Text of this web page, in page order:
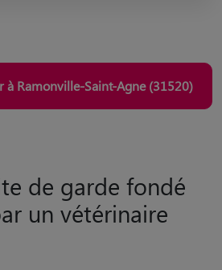
à Ramonville-Saint-Agne (31520)
de garde fondé
un vétérinaire